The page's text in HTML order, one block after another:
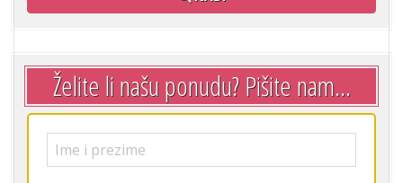
Želite li našu ponudu? Pišite nam...